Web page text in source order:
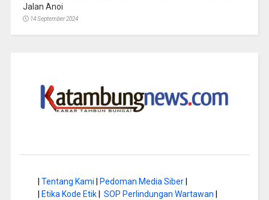
Jalan Anoi
14 September 2024
Tentang Kami Pedoman Media Siber|
Etika Kode Etik| SOP Perlindungan Wartawan